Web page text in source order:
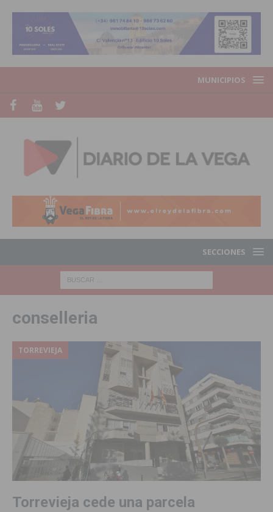
MUNICIPIOS
SECCIONES
conselleria
TORREVIEJA
Torrevieja cede una parcela